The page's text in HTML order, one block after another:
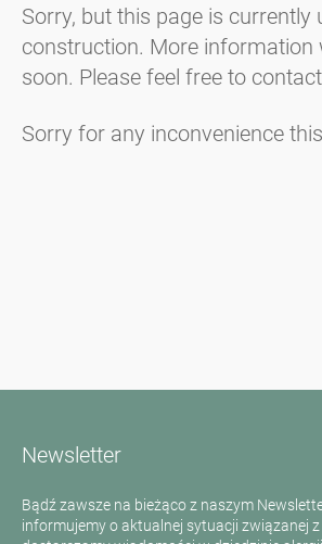
Sorry, but this page is currently
construction. More information
soon. Please feel free to
Sorry for any inconvenience
Newsletter
Bądź zawsze na bieżąco z naszym
informujemy o aktualnej sytuacji związanej z